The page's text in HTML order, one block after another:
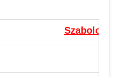
Szabolcs-